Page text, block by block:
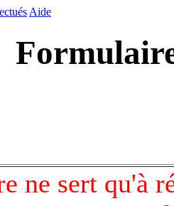
Aide
ne sert qu'à